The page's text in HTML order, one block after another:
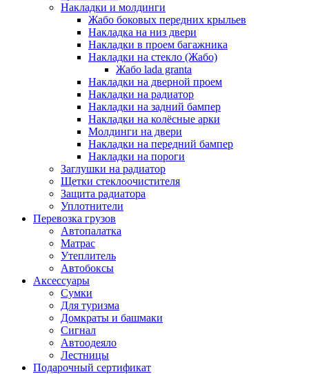
Накладки и молдинги
Жабо боковых передних крыльев
Накладка на низ двери
Накладки в проем багажника
Накладки на стекло (Жабо)
Жабо lada granta
Накладки на дверной проем
Накладки на радиатор
Накладки на задний бампер
Накладки на колёсные арки
Молдинги на двери
Накладки на передний бампер
Накладки на пороги
Заглушки на радиатор
Щетки стеклоочистителя
Защита радиатора
Уплотнители
Перевозка грузов
Автопалатка
Матрас
Утеплитель
Автобоксы
Аксессуары
Сумки
Для туризма
Домкраты и башмаки
Сигнал
Автоодеяло
Лестницы
Подарочный сертификат